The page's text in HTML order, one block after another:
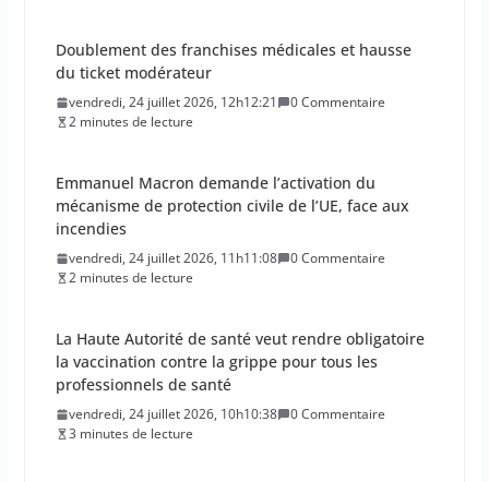
Emmanuel Macron demande l’activation du
mécanisme de protection civile de l’UE, face aux
incendies
vendredi, 24 juillet 2026, 11h11:08
La Haute Autorité de santé veut rendre obligatoire
la vaccination contre la grippe pour tous les
professionnels de santé
vendredi, 24 juillet 2026, 10h10:38
Des chercheurs découvrent du sucre dans l’Espace
!
vendredi, 24 juillet 2026, 9h09:30
0 Commentaire
1 minutes de lecture